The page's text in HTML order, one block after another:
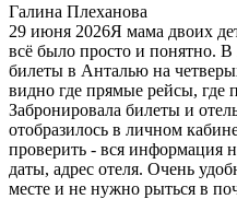
Галина Плеханова
29 июня 2026Я мама двоих
всё было просто и понятно.
билеты в Анталью на
видно где прямые рейсы, где
Забронировала билеты и
отобразилось в личном
проверить - вся информация
даты, адрес отеля. Очень
месте и не нужно рыться в